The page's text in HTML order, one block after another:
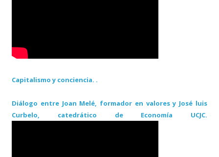
Capitalismo y conciencia. .
Diálogo entre Joan Melé, formador en valores y José luis
Curbelo, catedrático de Economía UCJC.